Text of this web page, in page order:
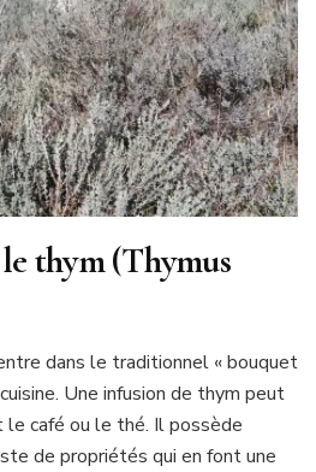
thym (Thymus
dans le traditionnel « bouquet
Une infusion de thym peut
café ou le thé. Il possède
de propriétés qui en font une